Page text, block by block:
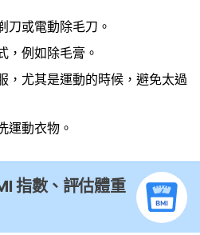
刀或電動除毛刀。
，例如除毛膏。
，尤其是運動的時候，避免太過
運動衣物。
指數、評估體重